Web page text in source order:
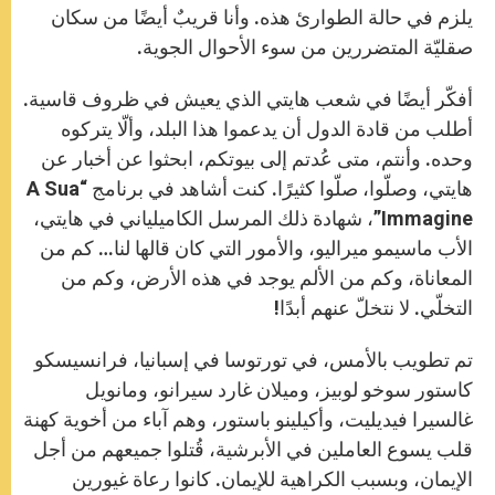
يلزم في حالة الطوارئ هذه. وأنا قريبٌ أيضًا من سكان
صقليّة المتضررين من سوء الأحوال الجوية.
أفكّر أيضًا في شعب هايتي الذي يعيش في ظروف قاسية.
أطلب من قادة الدول أن يدعموا هذا البلد، وألّا يتركوه
وحده. وأنتم، متى عُدتم إلى بيوتكم، ابحثوا عن أخبار عن
هايتي، وصلّوا، صلّوا كثيرًا. كنت أشاهد في برنامج “A Sua
Immagine”، شهادة ذلك المرسل الكاميلياني في هايتي،
الأب ماسيمو ميراليو، والأمور التي كان قالها لنا… كم من
المعاناة، وكم من الألم يوجد في هذه الأرض، وكم من
التخلّي. لا نتخلّ عنهم أبدًا!
تم تطويب بالأمس، في تورتوسا في إسبانيا، فرانسيسكو
كاستور سوخو لوبيز، وميلان غارد سيرانو، ومانويل
غالسيرا فيديليت، وأكيلينو باستور، وهم آباء من أخوية كهنة
قلب يسوع العاملين في الأبرشية، قُتلوا جميعهم من أجل
الإيمان، وبسبب الكراهية للإيمان. كانوا رعاة غيورين